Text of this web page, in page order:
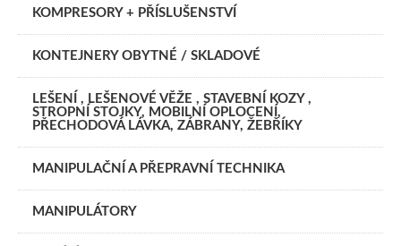
KOMPRESORY + PŘÍSLUŠENSTVÍ
KONTEJNERY OBYTNÉ / SKLADOVÉ
LEŠENÍ , LEŠENOVÉ VĚŽE , STAVEBNÍ KOZY ,
STROPNÍ STOJKY, MOBILNÍ OPLOCENÍ,
PŘECHODOVÁ LÁVKA, ZÁBRANY, ŽEBŘÍKY
MANIPULAČNÍ A PŘEPRAVNÍ TECHNIKA
MANIPULÁTORY